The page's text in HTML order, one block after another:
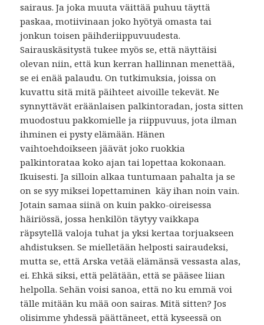
sairaus. Ja joka muuta väittää puhuu täyttä
paskaa, motiivinaan joko hyötyä omasta tai
jonkun toisen päihderiippuvuudesta.
Sairauskäsitystä tukee myös se, että näyttäisi
olevan niin, että kun kerran hallinnan menettää,
se ei enää palaudu. On tutkimuksia, joissa on
kuvattu sitä mitä päihteet aivoille tekevät. Ne
synnyttävät eräänlaisen palkintoradan, josta sitten
muodostuu pakkomielle ja riippuvuus, jota ilman
ihminen ei pysty elämään. Hänen
vaihtoehdoikseen jäävät joko ruokkia
palkintorataa koko ajan tai lopettaa kokonaan.
Ikuisesti. Ja silloin alkaa tuntumaan pahalta ja se
on se syy miksei lopettaminen käy ihan noin vain.
Jotain samaa siinä on kuin pakko-oireisessa
häiriössä, jossa henkilön täytyy vaikkapa
räpsytellä valoja tuhat ja yksi kertaa torjuakseen
ahdistuksen. Se mielletään helposti sairaudeksi,
mutta se, että Arska vetää elämänsä vessasta alas,
ei. Ehkä siksi, että pelätään, että se pääsee liian
helpolla. Sehän voisi sanoa, että no ku emmä voi
tälle mitään ku mää oon sairas. Mitä sitten? Jos
olisimme yhdessä päättäneet, että kyseessä on